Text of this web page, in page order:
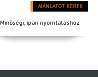
AJÁNLATOT KÉREK
Minőségi, ipari nyomtatáshoz